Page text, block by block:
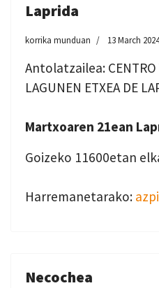
Laprida
korrika munduan 13 March 2024
Antolatzailea: CENTRO
LAGUNEN ETXEA DE
Martxoaren 21ean
Goizeko 11600etan
Harremanetarako:
Necochea